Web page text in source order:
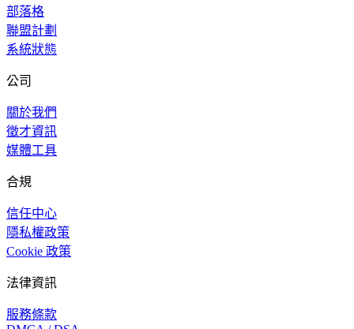
部落格
聯盟計劃
系統狀態
公司
關於我們
徵才資訊
媒體工具
合規
信任中心
隱私權政策
Cookie 政策
法律資訊
服務條款